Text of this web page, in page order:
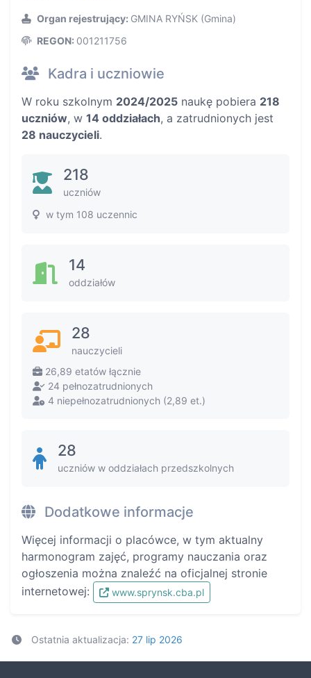
Organ rejestrujący: GMINA RYŃSK (Gmina)
REGON: 001211756
Kadra i uczniowie
W roku szkolnym 2024/2025 naukę pobiera 218
uczniów, w 14 oddziałach, a zatrudnionych jest
28 nauczycieli.
218
uczniów
w tym 108 uczennic
14
oddziałów
28
nauczycieli
26,89 etatów łącznie
24 pełnozatrudnionych
4 niepełnozatrudnionych (2,89 et.)
28
uczniów w oddziałach przedszkolnych
Dodatkowe informacje
Więcej informacji o placówce, w tym aktualny
harmonogram zajęć, programy nauczania oraz
ogłoszenia można znaleźć na oficjalnej stronie
internetowej:
www.sprynsk.cba.pl
Ostatnia aktualizacja: 27 lip 2026